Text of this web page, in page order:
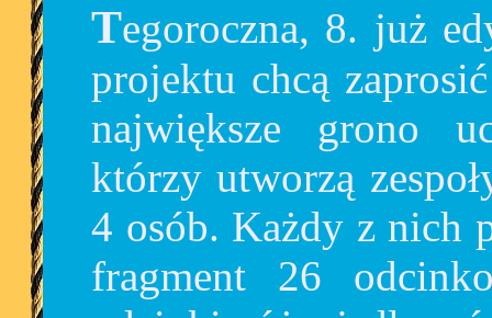
Tegoroczna, 8. już edycja jest inna. Organizatorki
projektu chcą
największe grono
którzy utworzą
4 osób. Każdy z nich
fragment 26